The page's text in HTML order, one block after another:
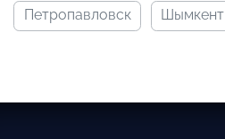
петропавловск шымкент